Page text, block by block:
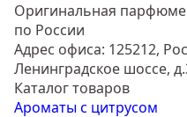
Оригинальная
по России
Адрес офиса: 125212,
Ленинградское шоссе,
Каталог товаров
Ароматы с цитрусом